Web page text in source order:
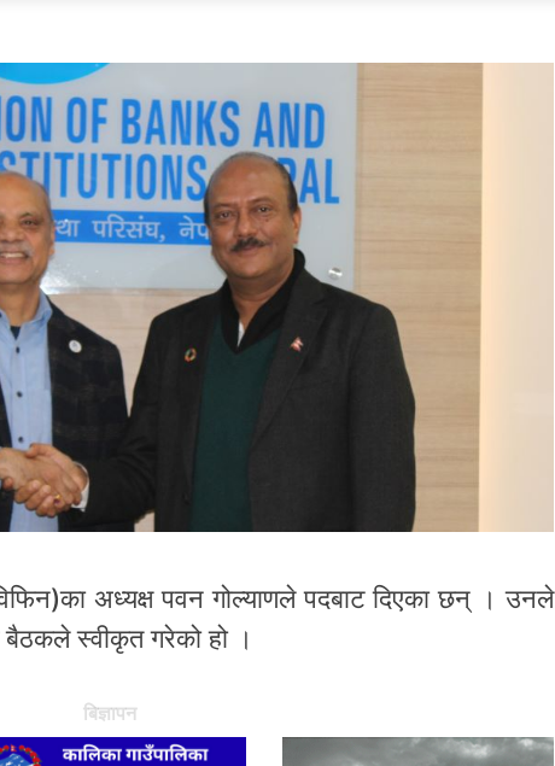
अध्यक्ष पवन गोल्याणले पदबाट दिएका छन् । उनले
बैठकले स्वीकृत गरेको हो ।
बिज्ञापन